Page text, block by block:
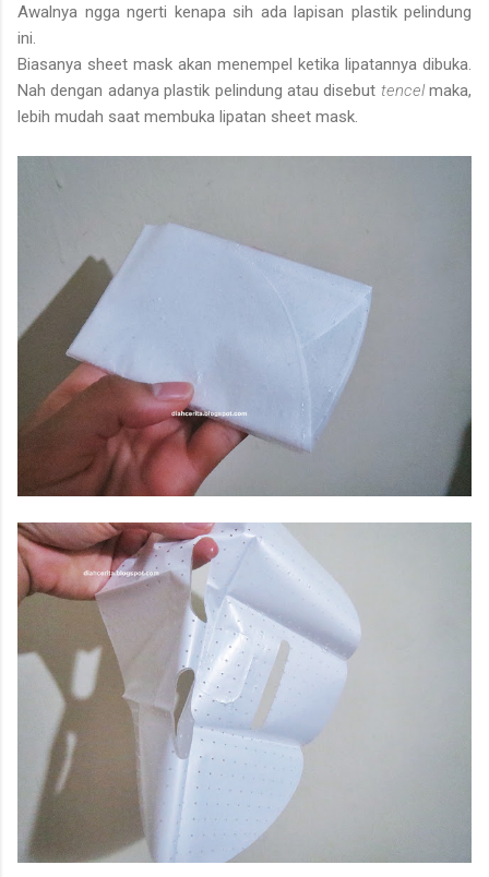
Awalnya ngga ngerti kenapa sih ada lapisan plastik pelindung
ini.
Biasanya sheet mask akan menempel ketika lipatannya dibuka.
Nah dengan adanya plastik pelindung atau disebut tencelmaka,
lebih mudah saat membuka lipatan sheet mask.